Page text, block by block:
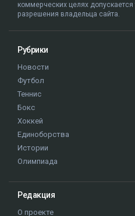
коммерческих целях
разрешения владельца сайта.
Рубрики
Новости
Футбол
Теннис
Бокс
Хоккей
Единоборства
Истории
Олимпиада
Редакция
О проекте